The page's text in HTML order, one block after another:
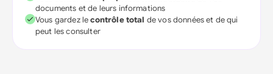
documents et de leurs informations
Vous gardez lecontrôle total de vos données et de qui
peut les consulter